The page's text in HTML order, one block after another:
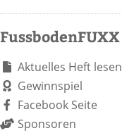
FussbodenFUXX
Aktuelles Heft lesen
Gewinnspiel
Facebook Seite
Sponsoren